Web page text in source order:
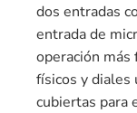
dos entradas
entrada de
operación
físicos y diales
cubiertas para